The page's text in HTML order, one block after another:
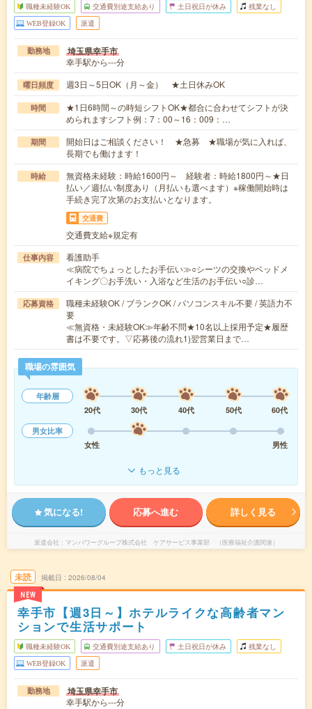
職種未経験OK 交通費別途支給あり 土日祝日が休み 残業なし
WEB登録OK 派遣
勤務地 埼玉県幸手市
幸手駅から---分
曜日頻度 週3日～5日OK（月～金） ★土日休みOK
時間
★1日6時間～の時短シフトOK★都合に合わせてシフトが決
められますシフト例：7：00～16：009：…
期間
開始日はご相談ください！ ★急募 ★職場が気に入れば、
長期でも働けます！
時給
無資格未経験：時給1600円～ 経験者：時給1800円～★日
払い／週払い制度あり（月払いも選べます）※稼働開始時は
手続き完了次第のお支払いとなります。
交通費
交通費支給※規定有
仕事内容
看護助手
≪病院でちょっとしたお手伝い≫○シーツの交換やベッドメ
イキング〇お手洗い・入浴など生活のお手伝い○診…
応募資格
職種未経験OK / ブランクOK / パソコンスキル不要 / 英語力不
要
≪無資格・未経験OK≫年齢不問★10名以上採用予定★履歴
書は不要です。▽応募後の流れ1)翌営業日まで…
職場の雰囲気
年齢層
20代
30代 40代 50代
60代
男女比率
女性
男性
もっと見る
気になる! 応募へ進む 詳しく見る
派遣会社 マンパワーグループ株式会社 ケアサービス事業部 （医療福祉介護関連）
未読
NEW
掲載日 2026/08/04
幸手市【週3日～】ホテルライクな高齢者マン
ションで生活サポート
職種未経験OK 交通費別途支給あり 土日祝日が休み 残業なし
WEB登録OK 派遣
勤務地 埼玉県幸手市
幸手駅から---分